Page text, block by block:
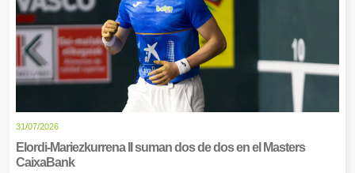
31/07/2026
Elordi-Mariezkurrena II suman dos de dos en el Masters
CaixaBank